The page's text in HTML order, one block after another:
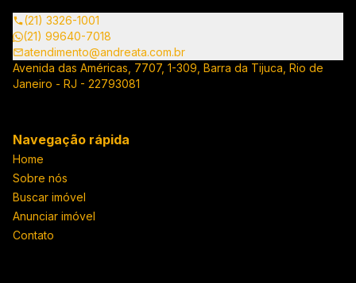
(21) 3326-1001
(21) 99640-7018
atendimento@andreata.com.br
Avenida das Américas, 7707, 1-309, Barra da Tijuca, Rio de
Janeiro - RJ - 22793081
Navegação rápida
Home
Sobre nós
Buscar imóvel
Anunciar imóvel
Contato